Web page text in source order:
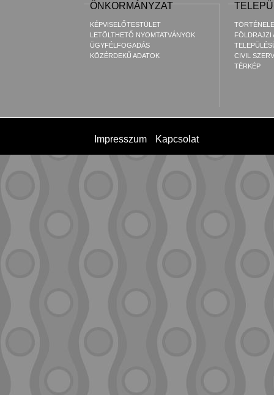
ÖNKORMÁNYZAT
KÉPVISELŐTESTÜLET
LETÖLTHETŐ NYOMTATVÁNYOK
ÜGYFÉLFOGADÁS
KÖZÉRDEKŰ ADATOK
FÖLDRAJZI
CIVIL
TÉRKÉP
Impresszum Kapcsolat